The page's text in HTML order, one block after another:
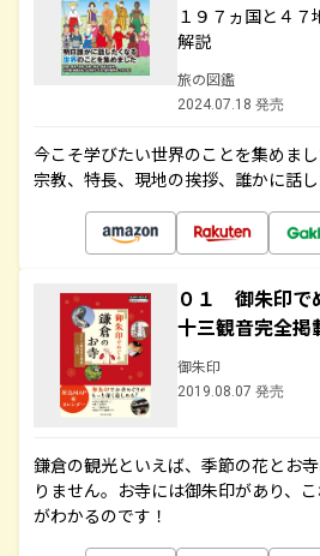
１９７ヵ国と４
解説
旅の図鑑
2024.07.18 発売
今こそ学びたい世界のことを集めま
宗教、特長、現地の挨拶、誰かに話し
０１ 御朱印で
十三観音完全
御朱印
2019.08.07 発売
鎌倉の観光といえば、季節の花とお
りません。お寺には御朱印があり、
がわかるのです！